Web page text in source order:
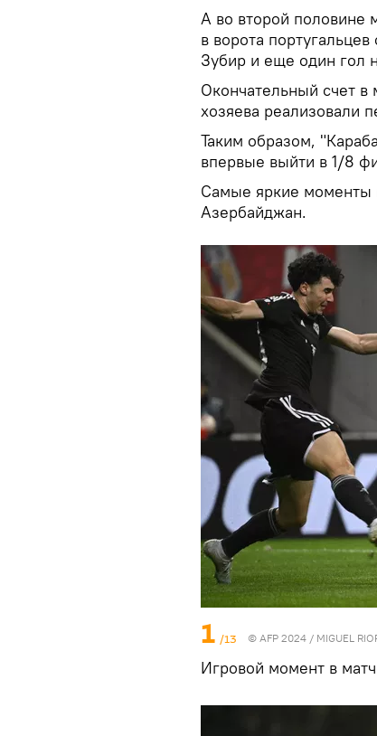
А во второй половине
в ворота
Зубир и еще один гол
Окончательный счет в
хозяева реализовали
Таким образом,
впервые выйти в 1/8
Самые яркие моменты
Азербайджан.
1 /13 © AFP 2024 / MIGUEL
Игровой момент в